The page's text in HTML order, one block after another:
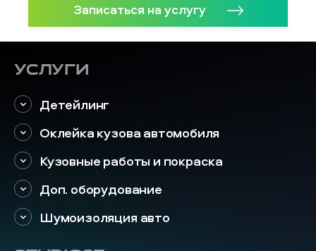
Записаться на услугу
Услуги
Детейлинг
Оклейка кузова автомобиля
Кузовные работы и покраска
Доп. оборудование
Шумоизоляция авто